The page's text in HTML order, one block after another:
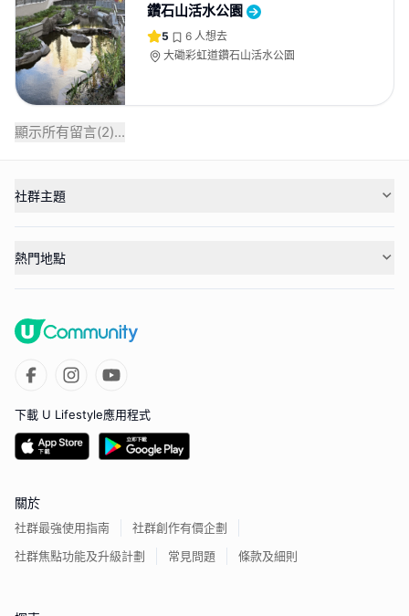
鑽石山活水公園
5 6 人想去
大磡彩虹道鑽石山活水公園
顯示所有留言(2)...
社群主題
熱門地點
下載 U Lifestyle應用程式
關於
社群最強使用指南
社群創作有價企劃
社群焦點功能及升級計劃
常見問題 條款及細則